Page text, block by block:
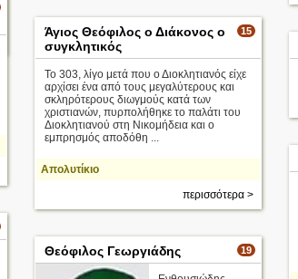
15
Άγιος Θεόφιλος ο Διάκονος ο
συγκλητικός
Το 303, λίγο μετά που ο Διοκλητιανός είχε
αρχίσει ένα από τους μεγαλύτερους και
σκληρότερους διωγμούς κατά των
χριστιανών, πυρπολήθηκε το παλάτι του
Διοκλητιανού στη Νικομήδεια και ο
εμπρησμός αποδόθη ...
Απολυτίκιο
περισσότερα >
19
Θεόφιλος Γεωργιάδης